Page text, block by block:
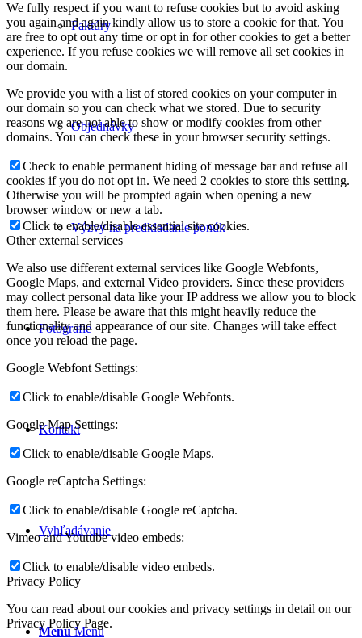
Faktúry
Objednávky
Výzvy na predkladanie ponúk
Fotografie
Kontakt
Vyhľadávanie
Menu Menu
We fully respect if you want to refuse cookies but to avoid asking
you again and again kindly allow us to store a cookie for that. You
are free to opt out any time or opt in for other cookies to get a better
experience. If you refuse cookies we will remove all set cookies in
our domain.
We provide you with a list of stored cookies on your computer in
our domain so you can check what we stored. Due to security
reasons we are not able to show or modify cookies from other
domains. You can check these in your browser security settings.
Check to enable permanent hiding of message bar and refuse all
cookies if you do not opt in. We need 2 cookies to store this setting.
Otherwise you will be prompted again when opening a new
browser window or new a tab.
Click to enable/disable essential site cookies.
Other external services
We also use different external services like Google Webfonts,
Google Maps, and external Video providers. Since these providers
may collect personal data like your IP address we allow you to block
them here. Please be aware that this might heavily reduce the
functionality and appearance of our site. Changes will take effect
once you reload the page.
Google Webfont Settings:
Click to enable/disable Google Webfonts.
Google Map Settings:
Click to enable/disable Google Maps.
Google reCaptcha Settings:
Click to enable/disable Google reCaptcha.
Vimeo and Youtube video embeds:
Click to enable/disable video embeds.
Privacy Policy
You can read about our cookies and privacy settings in detail on our
Privacy Policy Page.